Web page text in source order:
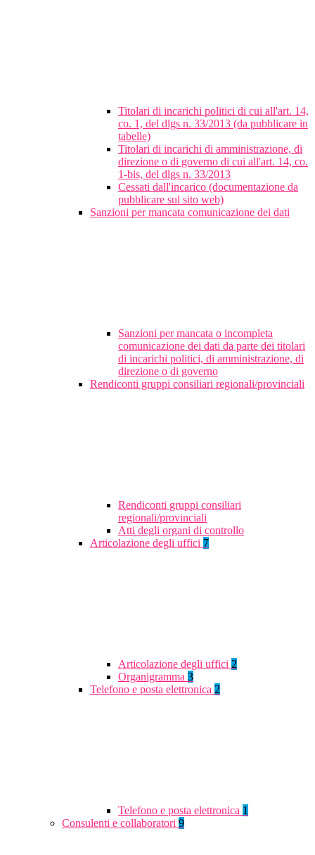
Titolari di incarichi politici di cui all'art. 14,
co. 1, del dlgs n. 33/2013 (da pubblicare in
tabelle)
Titolari di incarichi di amministrazione, di
direzione o di governo di cui all'art. 14, co.
1-bis, del dlgs n. 33/2013
Cessati dall'incarico (documentazione da
pubblicare sul sito web)
Sanzioni per mancata comunicazione dei dati
Sanzioni per mancata o incompleta
comunicazione dei dati da parte dei titolari
di incarichi politici, di amministrazione, di
direzione o di governo
Rendiconti gruppi consiliari regionali/provinciali
Rendiconti gruppi consiliari
regionali/provinciali
Atti degli organi di controllo
Articolazione degli uffici 7
Articolazione degli uffici 2
Organigramma 3
Telefono e posta elettronica 2
Telefono e posta elettronica 1
Consulenti e collaboratori 9